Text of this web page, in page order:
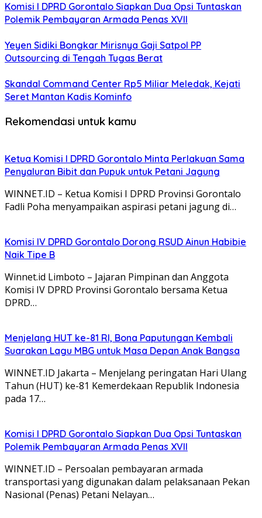
Komisi I DPRD Gorontalo Siapkan Dua Opsi Tuntaskan
Polemik Pembayaran Armada Penas XVII
Yeyen Sidiki Bongkar Mirisnya Gaji Satpol PP
Outsourcing di Tengah Tugas Berat
Skandal Command Center Rp5 Miliar Meledak, Kejati
Seret Mantan Kadis Kominfo
Rekomendasi untuk kamu
Ketua Komisi I DPRD Gorontalo Minta Perlakuan Sama
Penyaluran Bibit dan Pupuk untuk Petani Jagung
WINNET.ID – Ketua Komisi I DPRD Provinsi Gorontalo
Fadli Poha menyampaikan aspirasi petani jagung di…
Komisi IV DPRD Gorontalo Dorong RSUD Ainun Habibie
Naik Tipe B
Winnet.id Limboto – Jajaran Pimpinan dan Anggota
Komisi IV DPRD Provinsi Gorontalo bersama Ketua
DPRD…
Menjelang HUT ke-81 RI, Bona Paputungan Kembali
Suarakan Lagu MBG untuk Masa Depan Anak Bangsa
WINNET.ID Jakarta – Menjelang peringatan Hari Ulang
Tahun (HUT) ke-81 Kemerdekaan Republik Indonesia
pada 17…
Komisi I DPRD Gorontalo Siapkan Dua Opsi Tuntaskan
Polemik Pembayaran Armada Penas XVII
WINNET.ID – Persoalan pembayaran armada
transportasi yang digunakan dalam pelaksanaan Pekan
Nasional (Penas) Petani Nelayan…